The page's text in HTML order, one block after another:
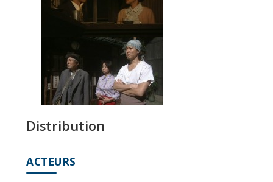
Distribution
ACTEURS